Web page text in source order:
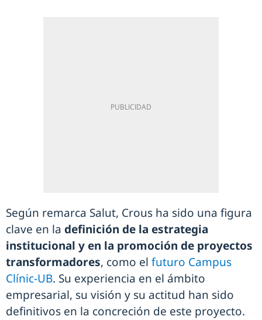
Según remarca Salut, Crous ha sido una figura
clave en la definición de la estrategia
institucional y en la promoción de proyectos
transformadores, como el futuro Campus
Clínic-UB. Su experiencia en el ámbito
empresarial, su visión y su actitud han sido
definitivos en la concreción de este proyecto.